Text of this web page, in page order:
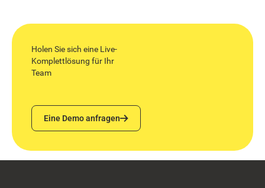
Holen Sie sich eine Live-
Komplettlösung für Ihr
Team
Eine Demo anfragen
Eine Demo anfragen